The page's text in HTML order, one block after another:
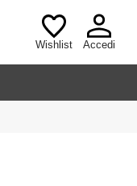
Wishlist Accedi